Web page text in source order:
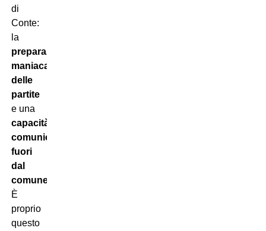
di
Conte:
la
preparazione
maniacale
delle
partite
e una
capacità
comunicativa
fuori
dal
comune
È
proprio
questo